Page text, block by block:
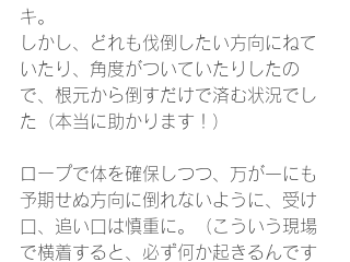
キ。
しかし、どれも伐倒したい方向にねて
いたり、角度がついていたりしたの
で、根元から倒すだけで済む状況でし
た（本当に助かります！）
ロープで体を確保しつつ、万が一にも
予期せぬ方向に倒れないように、受け
口、追い口は慎重に。（こういう現場
で横着すると、必ず何か起きるんです